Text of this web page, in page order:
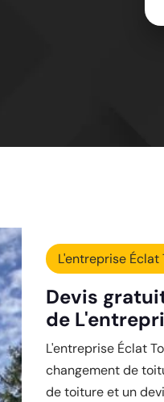
L'entreprise Éclat
Devis
de
L'entreprise Éclat
changement de
de toiture et un